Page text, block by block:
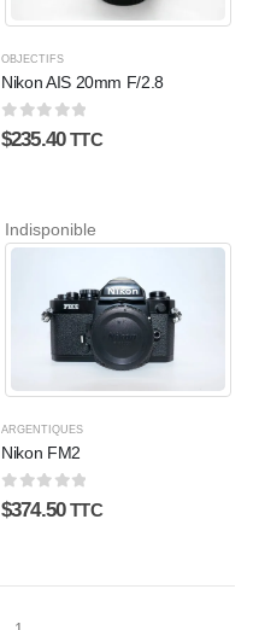
OBJECTIFS
Nikon AIS 20mm F/2.8
0sur 5
$235.40 TTC
Indisponible
ARGENTIQUES
Nikon FM2
0sur 5
$374.50 TTC